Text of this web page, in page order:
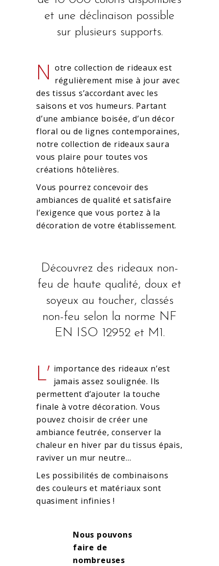
et une déclinaison possible
sur plusieurs supports.
N otre collection de rideaux est
régulièrement mise à jour avec
des tissus s’accordant avec les
saisons et vos humeurs. Partant
d’une ambiance boisée, d’un décor
floral ou de lignes contemporaines,
notre collection de rideaux saura
vous plaire pour toutes vos
créations hôtelières.
Vous pourrez concevoir des
ambiances de qualité et satisfaire
l’exigence que vous portez à la
décoration de votre établissement.
Découvrez des rideaux non-
feu de haute qualité, doux et
soyeux au toucher, classés
non-feu selon la norme NF
EN ISO 12952 et M1.
L’ importance des rideaux n’est
jamais assez soulignée. Ils
permettent d’ajouter la touche
finale à votre décoration. Vous
pouvez choisir de créer une
ambiance feutrée, conserver la
chaleur en hiver par du tissus épais,
raviver un mur neutre…
Les possibilités de combinaisons
des couleurs et matériaux sont
quasiment infinies !
Nous pouvons
faire de
nombreuses